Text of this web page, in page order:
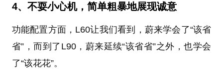
4、不耍小心机，简单粗暴地展现诚意
功能配置方面，L60让我们看到，蔚来学会了“该省
省”，而到了L90，蔚来延续“该省省”之外，也学会
了“该花花”。